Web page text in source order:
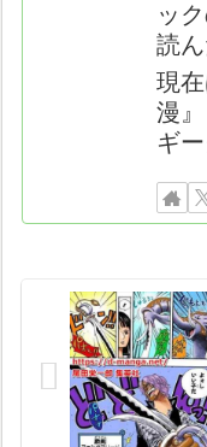
ッ
読
現
漫
ギ